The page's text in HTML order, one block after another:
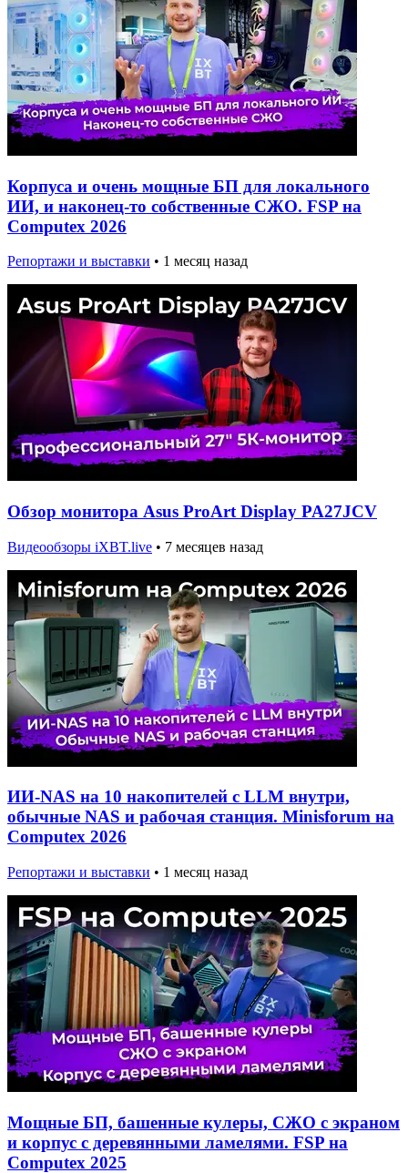
Корпуса и очень мощные БП для локального
ИИ, и наконец-то собственные СЖО. FSP на
Computex 2026
Репортажи и выставки • 1 месяц назад
Обзор монитора Asus ProArt Display PA27JCV
Видеообзоры iXBT.live • 7 месяцев назад
ИИ-NAS на 10 накопителей с LLM внутри,
обычные NAS и рабочая станция. Minisforum на
Computex 2026
Репортажи и выставки • 1 месяц назад
Мощные БП, башенные кулеры, СЖО с экраном
и корпус с деревянными ламелями. FSP на
Computex 2025